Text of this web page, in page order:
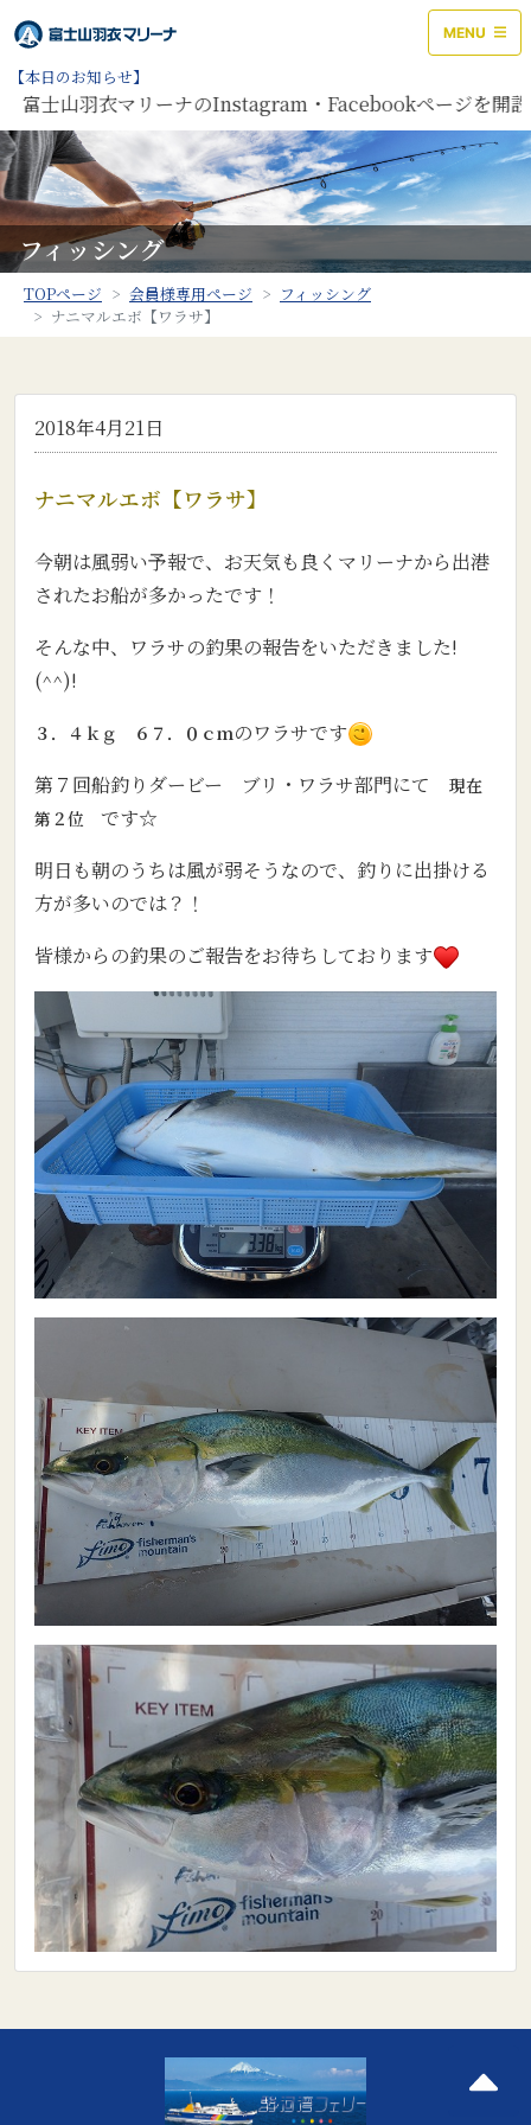
MENU
【本日のお知らせ】
羽衣マリーナのInstagram・Facebookページを開設しまし
フィッシング
TOPページ 会員様専用ページ
フィッシング
ナニマルエボ【ワラサ】
2018年4月21日
ナニマルエボ【ワラサ】
今朝は風弱い予報で、お天気も良くマリーナから出港
されたお船が多かったです！
そんな中、ワラサの釣果の報告をいただきました!
(^^)!
３．４ｋｇ ６７．０ｃｍのワラサです
第７回船釣りダービー ブリ・ワラサ部門にて 現在
第２位 です☆
明日も朝のうちは風が弱そうなので、釣りに出掛ける
方が多いのでは？！
皆様からの釣果のご報告をお待ちしております